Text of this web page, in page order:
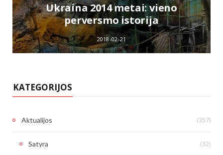
Ukraina 2014 metai: vieno
perversmo istorija
2018-02-21
KATEGORIJOS
Aktualijos (357)
Satyra (32)